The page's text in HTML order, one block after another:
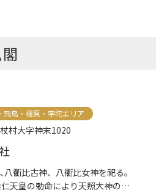
飛鳥・橿原・宇陀エリア
村大字神末1020
八衢比古神、八衢比女神を祀る。
天皇の勅命により天照大神の